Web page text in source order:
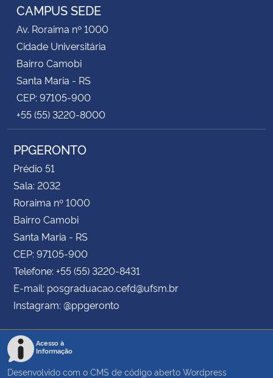
CAMPUS SEDE
Av. Roraima nº 1000
Cidade Universitária
Bairro Camobi
Santa Maria - RS
CEP: 97105-900
+55 (55) 3220-8000
PPGERONTO
Prédio 51
Sala: 2032
Roraima nº 1000
Bairro Camobi
Santa Maria - RS
CEP: 97105-900
Telefone: +55 (55) 3220-8431
E-mail: posgraduacao.cefd@ufsm.br
Instagram: @ppgeronto
Acesso à
Informação
Desenvolvido com o CMS de código aberto Wordpress